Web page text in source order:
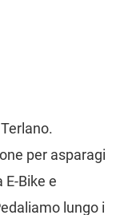
per asparagi
Bike e
lungo i